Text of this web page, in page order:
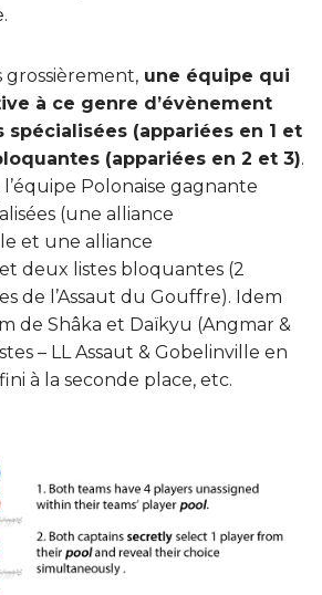
une équipe qui
à ce genre d’évènement
(appariées en 1 et
(appariées en 2 et 3).
Polonaise gagnante
(une alliance
et une alliance
deux listes bloquantes (2
de l’Assaut du Gouffre). Idem
de Shâka et Daïkyu (Angmar &
– LL Assaut & Gobelinville en
à la seconde place, etc.